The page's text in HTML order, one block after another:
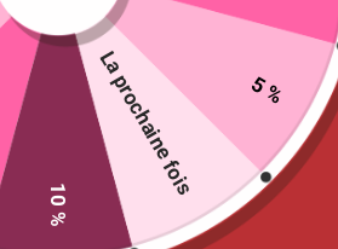
En rupture de stock
Caducée « Auxiliaire
Puéricultrice » 2023
5 %
La prochaine fois
10 %